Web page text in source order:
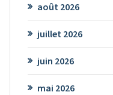
août 2026
juillet 2026
juin 2026
mai 2026